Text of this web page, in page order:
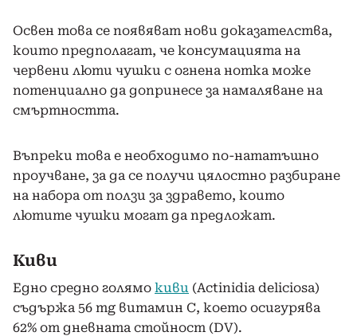
Освен това се появяват нови доказателства,
които предполагат, че консумацията на
червени люти чушки с огнена нотка може
потенциално да допринесе за намаляване на
смъртността.
Въпреки това е необходимо по-нататъшно
проучване, за да се получи цялостно разбиране
на набора от ползи за здравето, които
лютите чушки могат да предложат.
Киви
Едно средно голямо киви (Actinidia deliciosa)
съдържа 56 mg витамин С, което осигурява
62% от дневната стойност (DV).